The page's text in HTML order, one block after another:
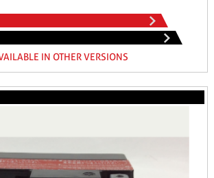
IN OTHER VERSIONS